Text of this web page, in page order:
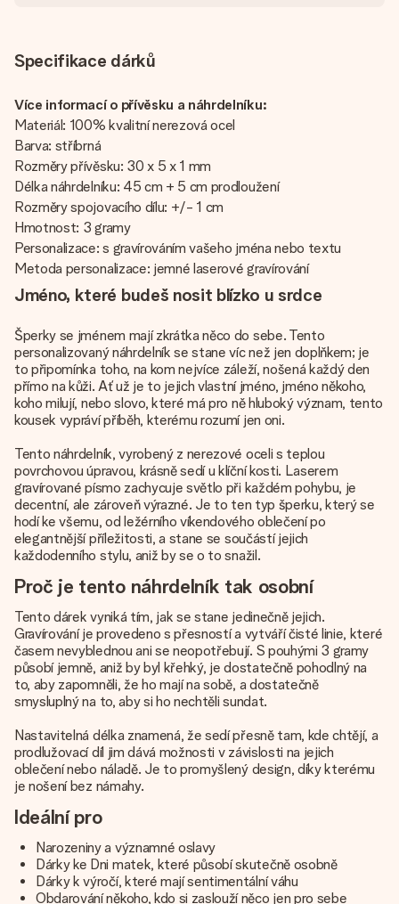
Specifikace dárků
Více informací o přívěsku a náhrdelníku:
Materiál: 100% kvalitní nerezová ocel
Barva: stříbrná
Rozměry přívěsku: 30 x 5 x 1 mm
Délka náhrdelníku: 45 cm + 5 cm prodloužení
Rozměry spojovacího dílu: +/- 1 cm
Hmotnost: 3 gramy
Personalizace: s gravírováním vašeho jména nebo textu
Metoda personalizace: jemné laserové gravírování
Jméno, které budeš nosit blízko u srdce
Šperky se jménem mají zkrátka něco do sebe. Tento
personalizovaný náhrdelník se stane víc než jen doplňkem; je
to připomínka toho, na kom nejvíce záleží, nošená každý den
přímo na kůži. Ať už je to jejich vlastní jméno, jméno někoho,
koho milují, nebo slovo, které má pro ně hluboký význam, tento
kousek vypráví příběh, kterému rozumí jen oni.
Tento náhrdelník, vyrobený z nerezové oceli s teplou
povrchovou úpravou, krásně sedí u klíční kosti. Laserem
gravírované písmo zachycuje světlo při každém pohybu, je
decentní, ale zároveň výrazné. Je to ten typ šperku, který se
hodí ke všemu, od ležérního víkendového oblečení po
elegantnější příležitosti, a stane se součástí jejich
každodenního stylu, aniž by se o to snažil.
Proč je tento náhrdelník tak osobní
Tento dárek vyniká tím, jak se stane jedinečně jejich.
Gravírování je provedeno s přesností a vytváří čisté linie, které
časem nevyblednou ani se neopotřebují. S pouhými 3 gramy
působí jemně, aniž by byl křehký, je dostatečně pohodlný na
to, aby zapomněli, že ho mají na sobě, a dostatečně
smysluplný na to, aby si ho nechtěli sundat.
Nastavitelná délka znamená, že sedí přesně tam, kde chtějí, a
prodlužovací díl jim dává možnosti v závislosti na jejich
oblečení nebo náladě. Je to promyšlený design, díky kterému
je nošení bez námahy.
Ideální pro
Narozeniny a významné oslavy
Dárky ke Dni matek, které působí skutečně osobně
Dárky k výročí, které mají sentimentální váhu
Obdarování někoho, kdo si zaslouží něco jen pro sebe